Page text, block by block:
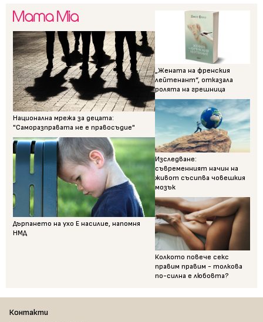
Национална мрежа за децата:
"Саморазправата не е правосъдие"
Дърпането на ухо Е насилие, напомня
НМД
„Жената на френския
лейтенант“, отказала
ролята на грешница
Изследване:
съвременният начин на
живот съсипва човешкия
мозък
Колкото повече секс
правим правим - толкова
по-силна е любовта?
Контакти